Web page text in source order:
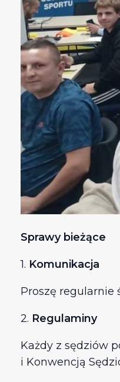
Sprawy bieżące
1. Komunikacja
Proszę regularnie
2. Regulaminy
Każdy z sędziów
i Konwencją